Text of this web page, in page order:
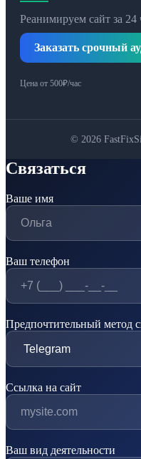
Реанимируем сайт за 24
Заказать срочный
Цена от 500₽/час
© 2026
Связаться
Ваше имя
Ваш телефон
Предпочтительный метод
Ссылка на сайт
Ваш вид деятельности